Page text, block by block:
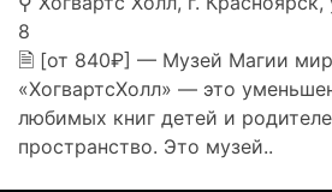
8
🗎 [от 840₽] — Музей Магии
«ХогвартсХолл» — это
любимых книг детей и
пространство. Это музей..